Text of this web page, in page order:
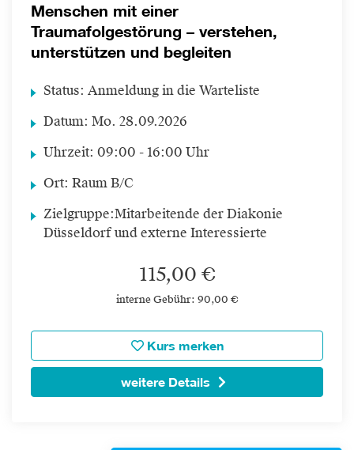
Menschen mit einer
Traumafolgestörung – verstehen,
unterstützen und begleiten
Status: Anmeldung in die Warteliste
Datum: Mo. 28.09.2026
Uhrzeit: 09:00 - 16:00 Uhr
Ort: Raum B/C
Zielgruppe:Mitarbeitende der Diakonie
Düsseldorf und externe Interessierte
115,00 €
interne Gebühr: 90,00 €
Kurs merken
weitere Details